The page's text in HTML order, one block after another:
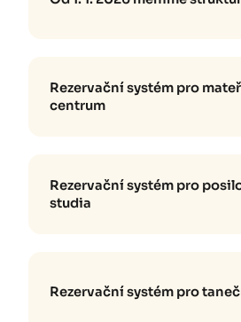
Rezervační systém pro
centrum
Rezervační systém pro
studia
Rezervační systém pro